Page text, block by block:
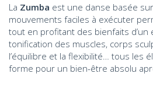
La Zumba est une danse basée
mouvements faciles à exécuter
tout en profitant des bienfaits d’un
tonification des muscles, corps
l’équilibre et la flexibilité… tous les
forme pour un bien-être absolu